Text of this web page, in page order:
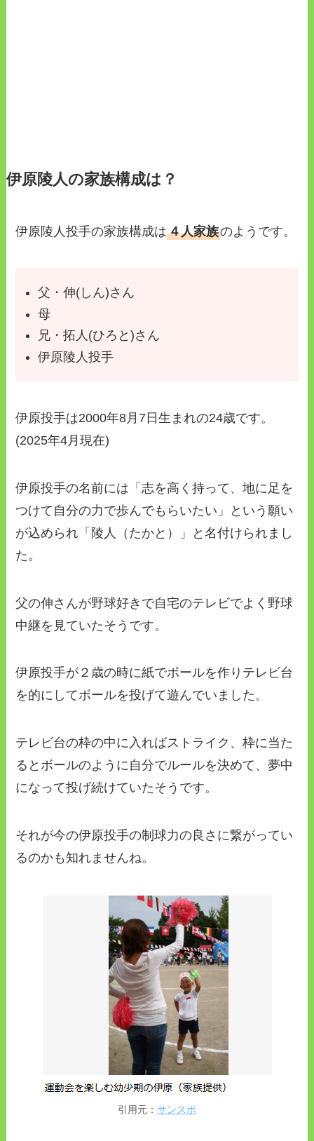
伊原陵人の家族構成は？
伊原陵人投手の家族構成は４人家族のようです。
父・伸(しん)さん
母
兄・拓人(ひろと)さん
伊原陵人投手
伊原投手は2000年8月7日生まれの24歳です。
(2025年4月現在)
伊原投手の名前には「志を高く持って、地に足を
つけて自分の力で歩んでもらいたい」という願い
が込められ「陵人（たかと）」と名付けられまし
た。
父の伸さんが野球好きで自宅のテレビでよく野球
中継を見ていたそうです。
伊原投手が２歳の時に紙でボールを作りテレビ台
を的にしてボールを投げて遊んでいました。
テレビ台の枠の中に入ればストライク、枠に当た
るとボールのように自分でルールを決めて、夢中
になって投げ続けていたそうです。
それが今の伊原投手の制球力の良さに繋がってい
るのかも知れませんね。
引用元： サンスポ